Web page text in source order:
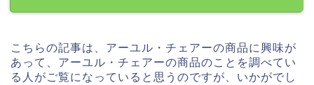
こちらの記事は、アーユル・チェアーの商品に興味が
あって、アーユル・チェアーの商品のことを調べてい
る人がご覧になっていると思うのですが、いかがでし